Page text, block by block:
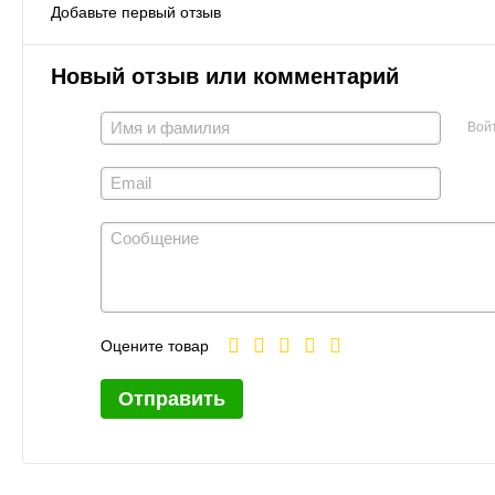
Добавьте первый отзыв
Новый отзыв или комментарий
Оцените товар
Отправить